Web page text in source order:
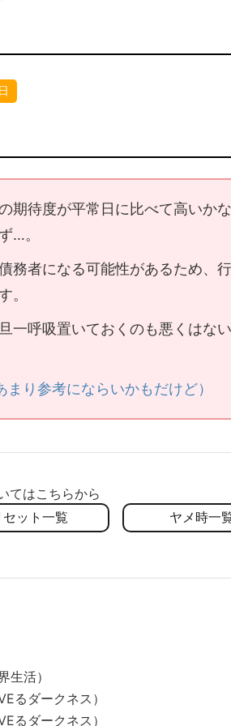
期待度が平常日に比べて高いか
…。
務者になる可能性があるため、
。
一呼吸置いておくのも悪くはな
り参考にならいかもだけど）
てはこちらから
セット一覧 ヤメ時一
生活）
るダークネス）
るダークネス）